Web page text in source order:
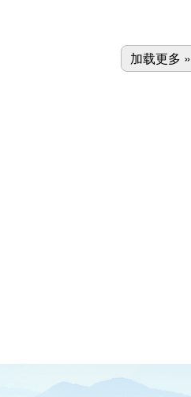
加载更多 »